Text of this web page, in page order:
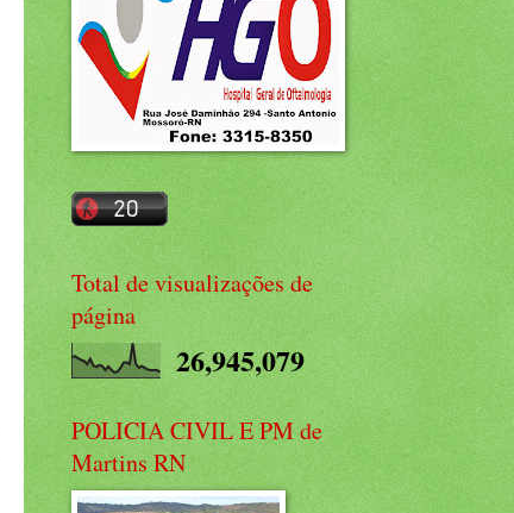
Total de visualizações de
página
26,945,079
POLICIA CIVIL E PM de
Martins RN